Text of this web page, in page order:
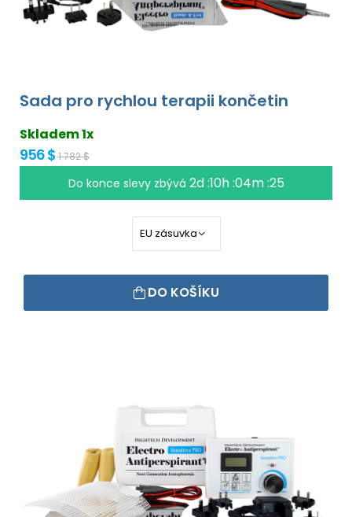
Sada pro rychlou terapii končetin
Skladem 1x
956 $ 1 782 $
Do konce slevy zbývá 2d :10h :04m :24
DO KOŠÍKU